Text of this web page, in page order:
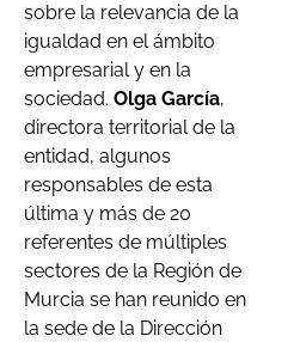
sobre la relevancia de la
igualdad en el ámbito
empresarial y en la
sociedad. Olga García,
directora territorial de la
entidad, algunos
responsables de esta
última y más de 20
referentes de múltiples
sectores de la Región de
Murcia se han reunido en
la sede de la Dirección